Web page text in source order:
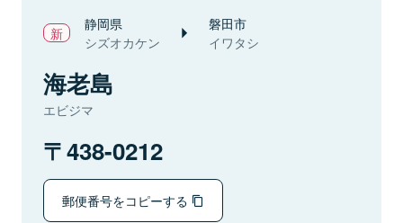
静岡県
シズオカケン
磐田市
イワタシ
海老島
エビジマ
438-0212
郵便番号をコピーする